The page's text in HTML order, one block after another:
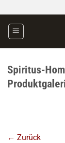
Inhalt
springen
Spiritus-
← Zurück